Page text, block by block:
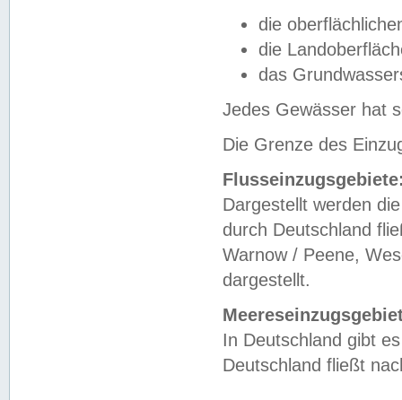
die
die
das
Jedes Gewässer hat
Die Grenze des
Dargestellt werden
durch Deutschland
Warnow / Peene,
dargestellt.
In Deutschland gibt
Deutschland fließt